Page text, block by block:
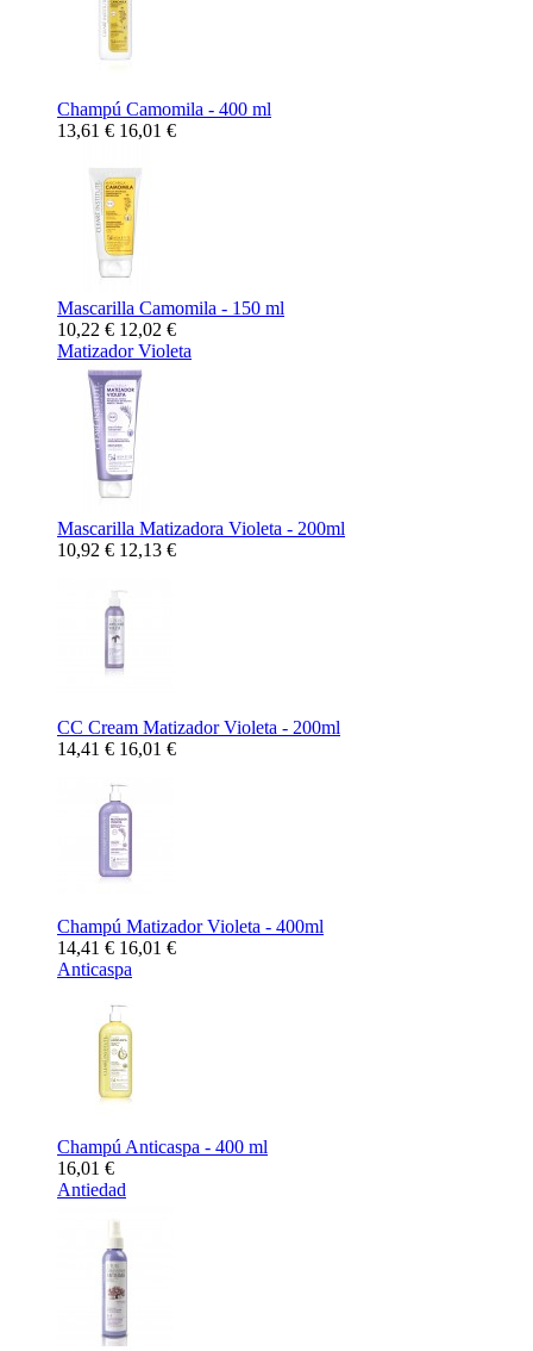
Champú Camomila - 400 ml
13,61 € 16,01 €
Mascarilla Camomila - 150 ml
10,22 € 12,02 €
Matizador Violeta
Mascarilla Matizadora Violeta - 200ml
10,92 € 12,13 €
CC Cream Matizador Violeta - 200ml
14,41 € 16,01 €
Champú Matizador Violeta - 400ml
14,41 € 16,01 €
Anticaspa
Champú Anticaspa - 400 ml
16,01 €
Antiedad